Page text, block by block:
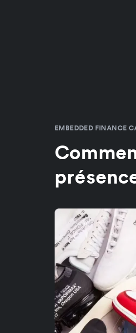
EMBEDDED FINANCE